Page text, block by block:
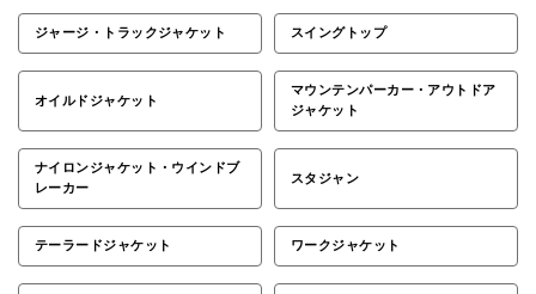
ジャージ・トラックジャケット スイングトップ
オイルドジャケット
マウンテンパーカー・アウトドア
ジャケット
ナイロンジャケット・ウインドブ
レーカー
スタジャン
テーラードジャケット ワークジャケット